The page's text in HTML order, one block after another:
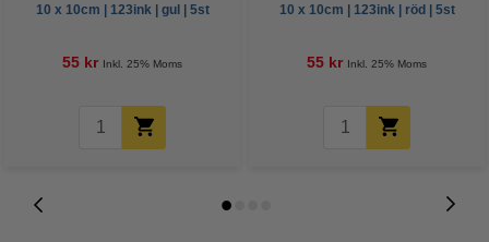
10 x 10cm | 123ink | gul | 5st
55 kr Inkl. 25% Moms
10 x 10cm | 123ink | röd | 5st
55 kr Inkl. 25% Moms